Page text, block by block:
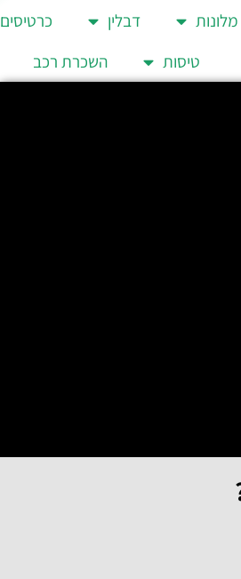
מלונות דבלין כרטיסים
טיסות
השכרת רכב